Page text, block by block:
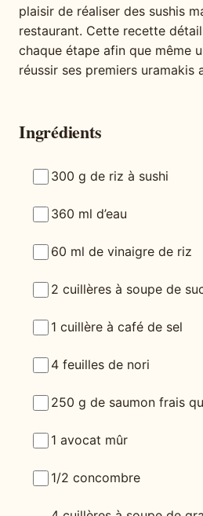
plaisir de réaliser des sushis
restaurant. Cette recette
chaque étape afin que même
réussir ses premiers uramakis
Ingrédients
300 g de riz à sushi
360 ml d’eau
60 ml de vinaigre de riz
2 cuillères à soupe de
1 cuillère à café de sel
4 feuilles de nori
250 g de saumon frais
1 avocat mûr
1/2 concombre